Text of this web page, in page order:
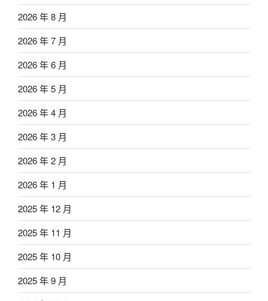
2026 年 8 月
2026 年 7 月
2026 年 6 月
2026 年 5 月
2026 年 4 月
2026 年 3 月
2026 年 2 月
2026 年 1 月
2025 年 12 月
2025 年 11 月
2025 年 10 月
2025 年 9 月